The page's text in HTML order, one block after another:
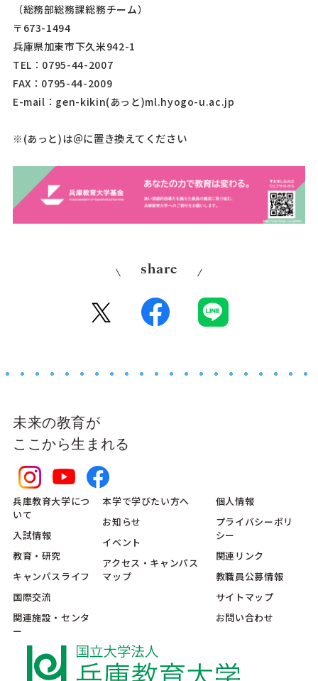
（総務部総務課総務チーム）
〒673-1494
兵庫県加東市下久米942-1
TEL：0795-44-2007
FAX：0795-44-2009
E-mail：gen-kikin(あっと)ml.hyogo-u.ac.jp
※(あっと)は＠に置き換えてください
share
未来の教育が
ここから生まれる
兵庫教育大学につ
いて
入試情報
教育・研究
キャンパスライフ
国際交流
関連施設・センタ
ー
本学で学びたい方へ
お知らせ
イベント
アクセス・キャンパス
マップ
個人情報
プライバシーポリ
シー
関連リンク
教職員公募情報
サイトマップ
お問い合わせ